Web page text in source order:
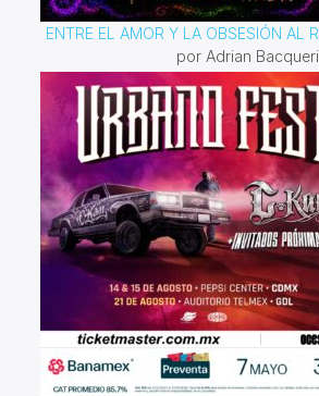
ENTRE EL AMOR Y LA OBSESIÓN AL
por Adrian